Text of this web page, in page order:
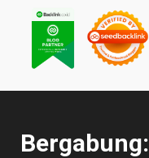
Bergabung: